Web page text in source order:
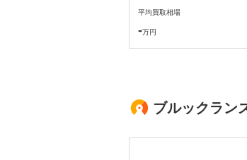
平均買取相場
-万円
ブルックラン